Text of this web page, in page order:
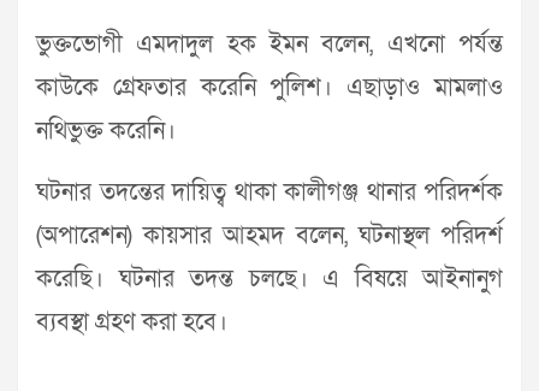
ভুক্তভোগী এমদাদুল হক ইমন বলেন, এখনো পর্যন্ত
কাউকে গ্রেফতার করেনি পুলিশ। এছাড়াও মামলাও
নথিভুক্ত করেনি।
ঘটনার তদন্তের দায়িত্ব থাকা কালীগঞ্জ থানার পরিদর্শক
(অপারেশন) কায়সার আহমদ বলেন, ঘটনাস্থল পরিদর্শ
করেছি। ঘটনার তদন্ত চলছে। এ বিষয়ে আইনানুগ
ব্যবস্থা গ্রহণ করা হবে।